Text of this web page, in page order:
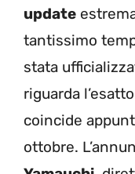
update
tantissimo
stata
riguarda
coincide
ottobre.